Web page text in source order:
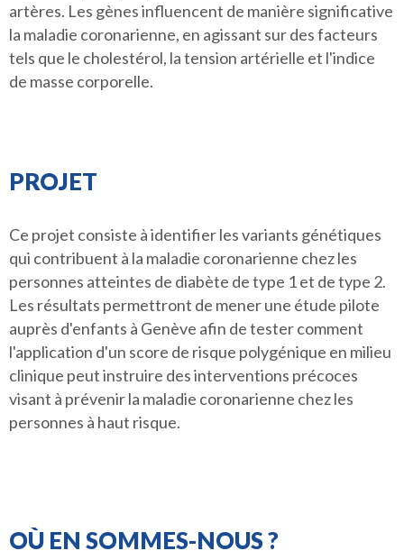
artères. Les gènes influencent de manière significative
la maladie coronarienne, en agissant sur des facteurs
tels que le cholestérol, la tension artérielle et l'indice
de masse corporelle.
PROJET
Ce projet consiste à identifier les variants génétiques
qui contribuent à la maladie coronarienne chez les
personnes atteintes de diabète de type 1 et de type 2.
Les résultats permettront de mener une étude pilote
auprès d'enfants à Genève afin de tester comment
l'application d'un score de risque polygénique en milieu
clinique peut instruire des interventions précoces
visant à prévenir la maladie coronarienne chez les
personnes à haut risque.
OÙ EN SOMMES-NOUS ?